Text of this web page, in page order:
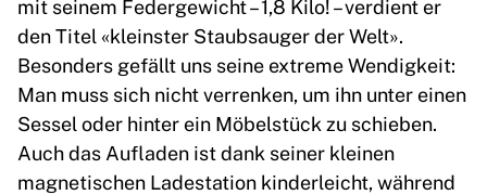
den Titel «kleinster Staubsauger der Welt».
Besonders gefällt uns seine extreme Wendigkeit:
Man muss sich nicht verrenken, um ihn unter einen
Sessel oder hinter ein Möbelstück zu schieben.
Auch das Aufladen ist dank seiner kleinen
magnetischen Ladestation kinderleicht, während